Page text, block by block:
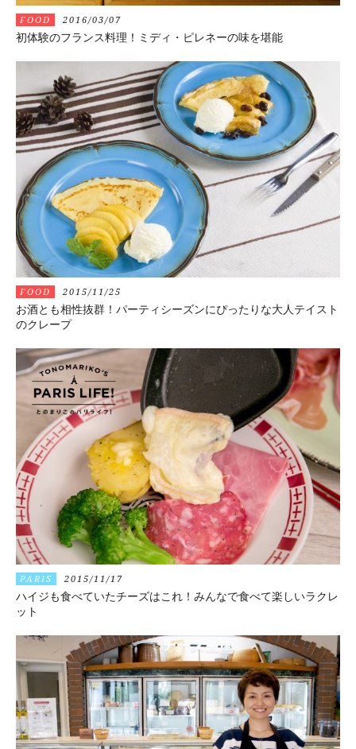
FOOD 2016/03/07
初体験のフランス料理！ミディ・ピレネーの味を堪能
FOOD 2015/11/25
お酒とも相性抜群！パーティシーズンにぴったりな大人テイスト
のクレープ
PARIS 2015/11/17
ハイジも食べていたチーズはこれ！みんなで食べて楽しいラクレ
ット